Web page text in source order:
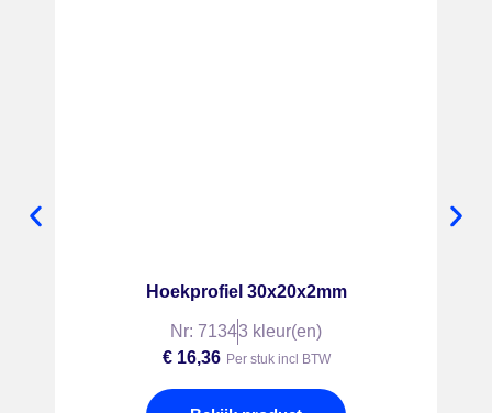
Hoekprofiel 30x20x2mm
Nr: 71343 kleur(en)
€16,36 Per stuk incl BTW